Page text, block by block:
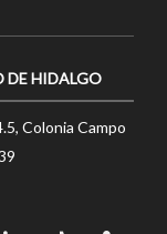
DE HIDALGO
Colonia Campo